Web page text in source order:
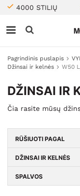
4000 STILIŲ
Pagrindinis puslapis
Džinsai ir kelnės
W50
DŽINSAI IR
Čia rasite mūsų
RŪŠIUOTI PAGAL
DŽINSAI IR KELNĖS
SPALVOS